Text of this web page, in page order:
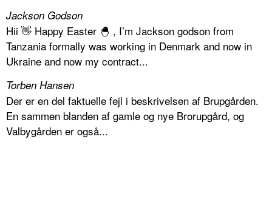
Jackson Godson
Hii 👋 Happy Easter 🐣 , I’m Jackson godson from
Tanzania formally was working in Denmark and now in
Ukraine and now my contract...
Torben Hansen
Der er en del faktuelle fejl i beskrivelsen af Brupgården.
En sammen blanden af gamle og nye Brorupgård, og
Valbygården er også...